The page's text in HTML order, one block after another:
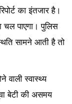
का इंतजार है।
चल पाएगा। पुलिस
सामने आती है तो
वाली स्वास्थ्य
बेटी की असमय